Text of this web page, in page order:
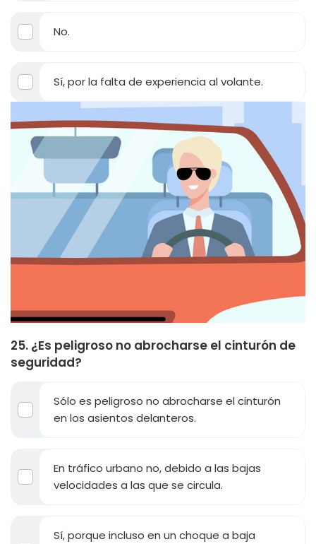
No.
Sí, por la falta de experiencia al volante.
25. ¿Es peligroso no abrocharse el cinturón de
seguridad?
Sólo es peligroso no abrocharse el cinturón
en los asientos delanteros.
En tráfico urbano no, debido a las bajas
velocidades a las que se circula.
Sí, porque incluso en un choque a baja